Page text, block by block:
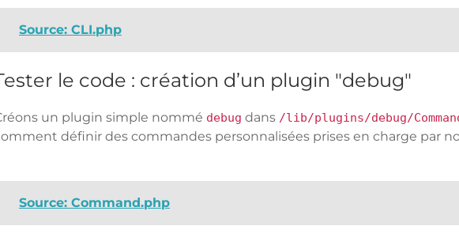
Source: CLI.php
le code : création d’un plugin "debug"
un plugin simple nommé debug dans /lib/plugins/debug/
définir des commandes personnalisées prises en charge par
Source: Command.php